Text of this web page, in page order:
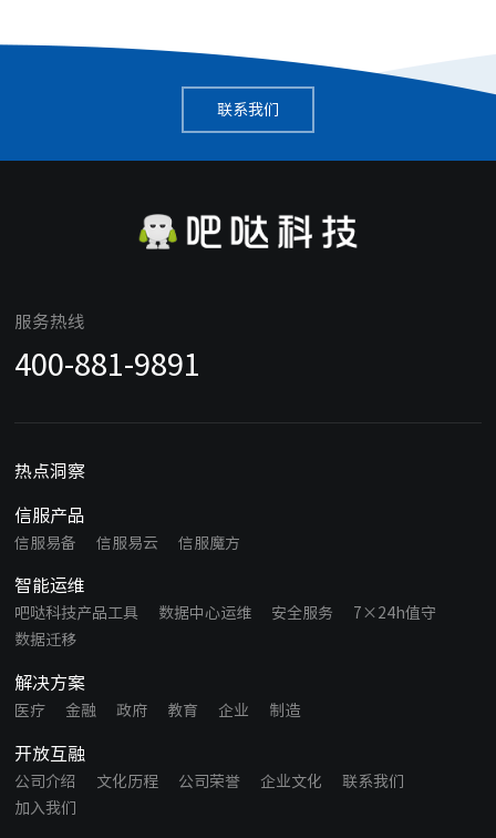
联系我们
服务热线
400-881-9891
热点洞察
信服产品
信服易备 信服易云 信服魔方
智能运维
吧哒科技产品工具 数据中心运维 安全服务
7×24h值守
数据迁移
解决方案
医疗 金融 政府 教育 企业 制造
开放互融
公司介绍 文化历程 公司荣誉 企业文化
联系我们
加入我们